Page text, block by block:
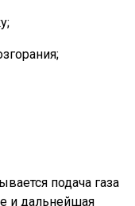
подача газа
и дальнейшая